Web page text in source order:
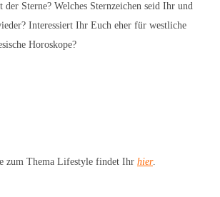
Sterne? Welches Sternzeichen seid Ihr und
Interessiert Ihr Euch eher für westliche
Horoskope?
zum Thema Lifestyle findet Ihr hier.